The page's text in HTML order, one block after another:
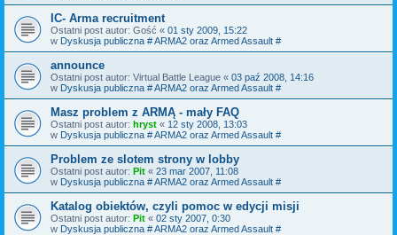
IC- Arma recruitment
Ostatni post autor: Gość « 01 sty 2009, 15:22
w Dyskusja publiczna # ARMA2 oraz Armed Assault #
announce
Ostatni post autor: Virtual Battle League « 03 paź 2008, 14:16
w Dyskusja publiczna # ARMA2 oraz Armed Assault #
Masz problem z ARMĄ - mały FAQ
Ostatni post autor: hryst « 12 sty 2008, 13:03
w Dyskusja publiczna # ARMA2 oraz Armed Assault #
Problem ze slotem strony w lobby
Ostatni post autor: Pit « 23 mar 2007, 11:08
w Dyskusja publiczna # ARMA2 oraz Armed Assault #
Katalog obiektów, czyli pomoc w edycji misji
Ostatni post autor: Pit « 02 sty 2007, 0:30
w Dyskusja publiczna # ARMA2 oraz Armed Assault #